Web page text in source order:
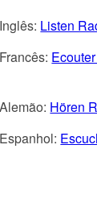
Listen
Hören